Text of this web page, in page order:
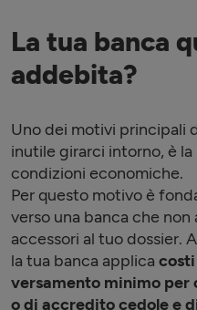
La tua banca
addebita?
Uno dei motivi principali
inutile girarci intorno, è
condizioni economiche.
Per questo motivo è
verso una banca che
accessori al tuo dossier.
la tua banca applica
versamento minimo
o di accredito cedole e